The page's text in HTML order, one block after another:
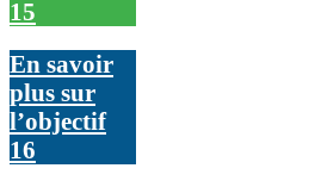
15
En savoir
plus sur
l’objectif
16